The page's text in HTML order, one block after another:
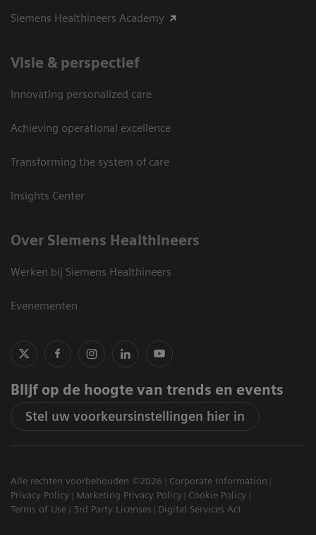
Siemens Healthineers Academy
Visie & perspectief
Innovating personalized care
Achieving operational excellence
Transforming the system of care
Insights Center
Over Siemens Healthineers
Werken bij Siemens Healthineers
Evenementen
Blijf op de hoogte van trends en events
Stel uw voorkeursinstellingen hier in
Alle rechten voorbehouden ©2026
Corporate Information
Privacy Policy
Marketing Privacy Policy
Cookie Policy
Terms of Use
3rd Party Licenses Digital Services Act